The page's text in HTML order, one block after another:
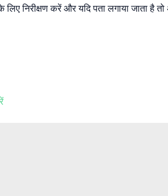
निरीक्षण करें और यदि पता लगाया जाता